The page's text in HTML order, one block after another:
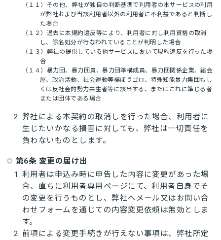
（１１）その他、弊社が独自の判断基準で利用者の本サービスの利用
が弊社および当該利用者以外の利用者に不利益であると判断し
た場合
（１２）過去に本規約違反等により、利用者に対し利用資格の取消
し、除名処分が行なわれていることが判明した場合
（１３）弊社の提供している他サービスにおいて規約違反を行った場
合
（１４）暴力団、暴力団員、暴力団準構成員、暴力団関係企業、総会
屋、政治活動、社会運動等標ぼうゴロ、特殊知能暴力集団もし
くは反社会的勢力共生者等に該当する、またはこれに準じる者
または団体である場合
弊社による本契約の取消しを行った場合、利用者に
生じたいかなる損害に対しても、弊社は一切責任を
負わないものとします。
第6条 変更の届け出
利用者は申込み時に申告した内容に変更があった場
合、直ちに利用者専用ページにて、利用者自身でそ
の変更を行うものとし、弊社へメール又はお問い合
わせフォームを通じての内容変更依頼は無効としま
す。
前項による変更手続きが行えない事項は、弊社所定